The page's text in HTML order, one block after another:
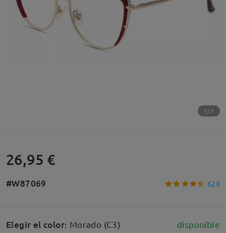
1/7
26,95 €
#W87069 628
Elegir el color: Morado (C3) disponible